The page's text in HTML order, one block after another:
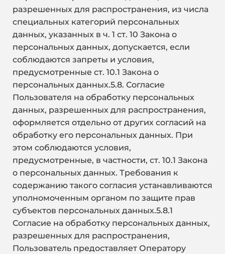
разрешенных для распространения, из числа
специальных категорий персональных
данных, указанных в ч. 1 ст. 10 Закона о
персональных данных, допускается, если
соблюдаются запреты и условия,
предусмотренные ст. 10.1 Закона о
персональных данных.5.8. Согласие
Пользователя на обработку персональных
данных, разрешенных для распространения,
оформляется отдельно от других согласий на
обработку его персональных данных. При
этом соблюдаются условия,
предусмотренные, в частности, ст. 10.1 Закона
о персональных данных. Требования к
содержанию такого согласия устанавливаются
уполномоченным органом по защите прав
субъектов персональных данных.5.8.1
Согласие на обработку персональных данных,
разрешенных для распространения,
Пользователь предоставляет Оператору